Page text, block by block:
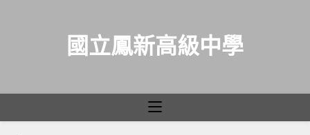
國立鳳新高級中學